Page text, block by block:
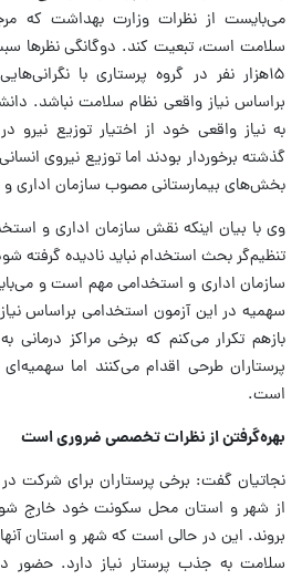
می‌بایست از نظرات وزارت بهداشت که
سلامت است، تبعیت کند. دوگانگی نظرها
۱۵هزار نفر در گروه پرستاری با
براساس نیاز واقعی نظام سلامت نباشد.
به نیاز واقعی خود از اختیار توزیع نیرو
گذشته برخوردار بودند اما توزیع نیروی
بخش‌های بیمارستانی مصوب سازمان اداری
وی با بیان اینکه نقش سازمان اداری و
تنظیم‌گر بحث استخدام نباید نادیده گرفته
سازمان اداری و استخدامی مهم است و
سهمیه در این آزمون استخدامی براساس
بازهم تکرار می‌کنم که برخی مراکز درمانی
پرستاران طرحی اقدام می‌کنند اما سهمیه‌ای
است.
بهره‌گرفتن از نظرات تخصصی ضروری است
نجاتیان گفت: برخی پرستاران برای شرکت
از شهر و استان محل سکونت خود خارج
بروند. این در حالی است که شهر و استان
سلامت به جذب پرستار نیاز دارد. حضور